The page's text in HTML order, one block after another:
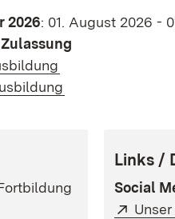
2026: 01. August 2026 -
Links /
Social